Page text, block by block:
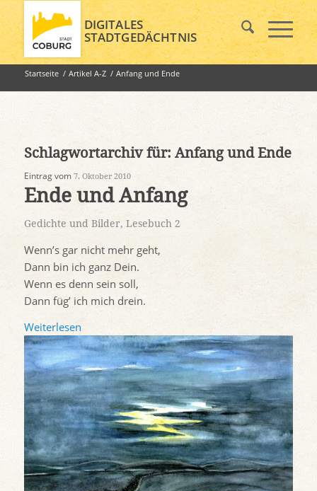
DIGITALES
STADTGEDÄCHTNIS
Startseite / Artikel A-Z / Anfang und Ende
Schlagwortarchiv für: Anfang und Ende
Eintrag vom 7. Oktober 2010
Ende und Anfang
Gedichte und Bilder, Lesebuch 2
Wenn’s gar nicht mehr geht,
Dann bin ich ganz Dein.
Wenn es denn sein soll,
Dann füg’ ich mich drein.
Weiterlesen